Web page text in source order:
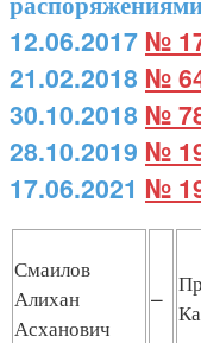
12.06.2017 №
21.02.2018 №
30.10.2018 №
28.10.2019 №
17.06.2021 №
Смаилов
Алихан
Асханович
–